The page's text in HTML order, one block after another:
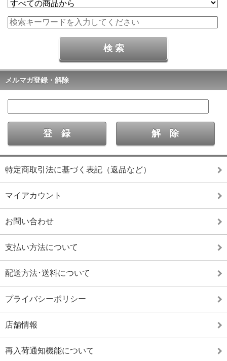
メルマガ登録・解除
特定商取引法に基づく表記（返品など）
マイアカウント
お問い合わせ
支払い方法について
配送方法･送料について
プライバシーポリシー
店舗情報
再入荷通知機能について